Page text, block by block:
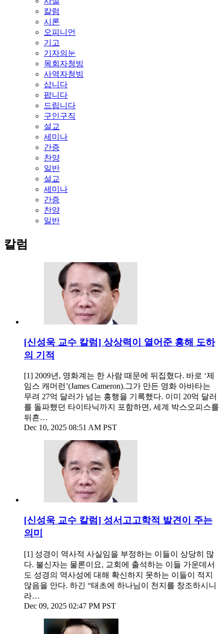
칼럼
시론
오피니언
기고
기자의눈
목회자청빙
사역자청빙
삽니다
팝니다
드립니다
구인구직
설교
세미나
간증
찬양
일반
설교
세미나
간증
찬양
일반
칼럼
[신성욱 교수 칼럼] 상상력이 열어준 홍해 도하
의 기적
[1] 2009년, 영화계는 한 사람 때문에 뒤집혔다. 바로 ‘제
임스 캐머런’(James Cameron).그가 만든 영화 아바타는
무려 27억 달러가 넘는 흥행을 기록했다. 이미 20억 달러
를 돌파했던 타이타닉까지 포함하면, 세계 박스오피스를
뒤흔…
Dec 10, 2025 08:51 AM PST
[신성욱 교수 칼럼] 성서고고학적 발견이 주는
의미
[1] 성경이 역사적 사실임을 부정하는 이들이 상당히 많
다. 불신자는 물론이요, 교회에 출석하는 이들 가운데서
도 성경의 역사성에 대해 확신하지 못하는 이들이 적지
않음을 안다. 하긴 “태초에 하나님이 천지를 창조하시니
라…
Dec 09, 2025 02:47 PM PST